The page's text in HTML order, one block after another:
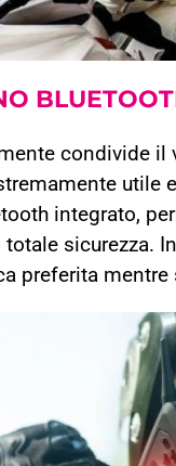
condivide il
utile
integrato,
sicurezza.
preferita mentre